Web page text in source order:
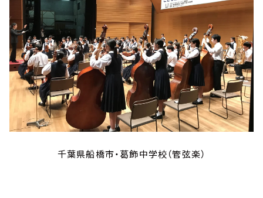
千葉県船橋市・葛飾中学校（管弦楽）